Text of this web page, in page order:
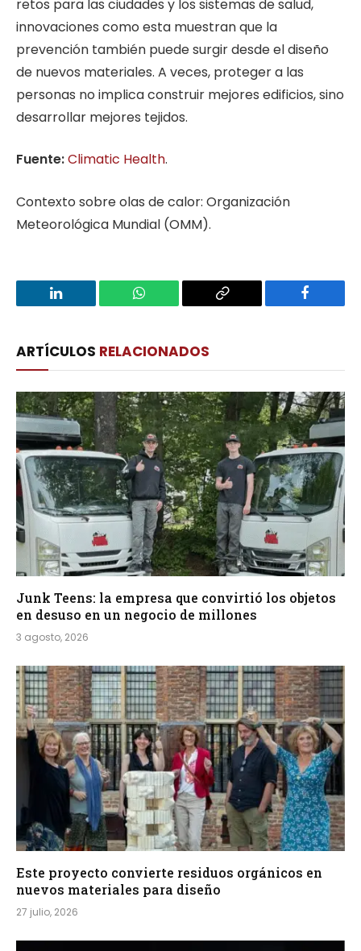
retos para las ciudades y los sistemas de salud,
innovaciones como esta muestran que la
prevención también puede surgir desde el diseño
de nuevos materiales. A veces, proteger a las
personas no implica construir mejores edificios, sino
desarrollar mejores tejidos.
Fuente:Climatic Health.
Contexto sobre olas de calor: Organización
Meteorológica Mundial (OMM).
LinkedIn WhatsApp
Copy
Facebook
ARTÍCULOS RELACIONADOS
Junk Teens: la empresa que convirtió los objetos
en desuso en un negocio de millones
3 agosto, 2026
Este proyecto convierte residuos orgánicos en
nuevos materiales para diseño
27 julio, 2026